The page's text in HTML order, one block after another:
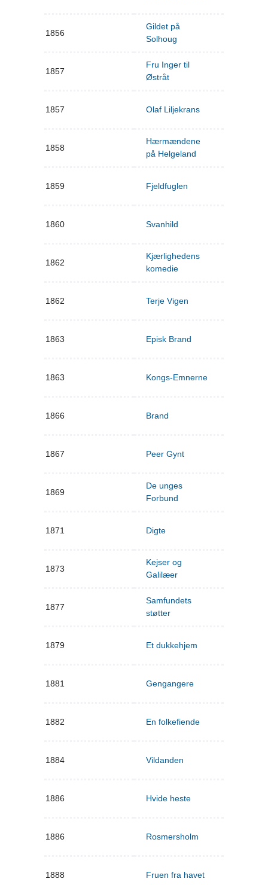
1856
Gildet på
Solhoug
1857
Fru Inger til
Østråt
1857 Olaf Liljekrans
1858
Hærmændene
på Helgeland
1859 Fjeldfuglen
1860 Svanhild
1862
Kjærlighedens
komedie
1862 Terje Vigen
1863 Episk Brand
1863 Kongs-Emnerne
1866 Brand
1867 Peer Gynt
1869
De unges
Forbund
1871 Digte
1873
Kejser og
Galilæer
1877
Samfundets
støtter
1879 Et dukkehjem
1881 Gengangere
1882 En folkefiende
1884 Vildanden
1886 Hvide heste
1886 Rosmersholm
1888 Fruen fra havet